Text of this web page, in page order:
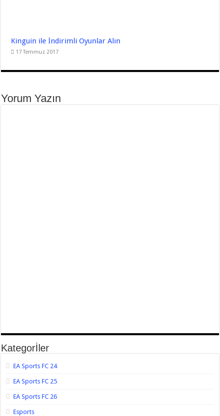
Kinguin ile İndirimli Oyunlar Alın
17 Temmuz 2017
Yorum Yazın
Kategorİler
EA Sports FC 24
EA Sports FC 25
EA Sports FC 26
Esports